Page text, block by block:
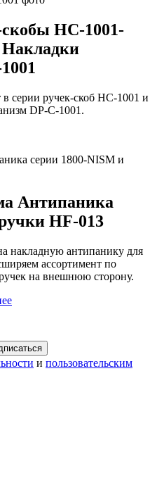
HC-1001-
Накладки
серии ручек-скоб HC-1001 и
DP-C-1001.
Антипаника
HF-013
накладную антипанику для
ассортимент по
на внешнюю сторону.
и пользовательским